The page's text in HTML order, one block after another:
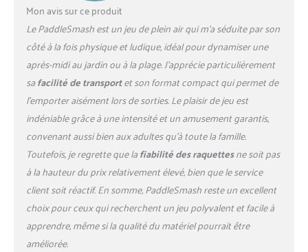
également de sac de
transport, un filet pliable, 4
raquettes de pickleball et 2
balles de pickleball. Parfait
pour les jeux de famille, cet
ensemble est un excellent
cadeau de Noël ou
d'anniversaire. Un jeu
prenant : faites équipe et
usez de stratégie pour
frapper, placer et envoyer la
balle par dessus le filet. Un
jeu de plage ou de camping
amusant qui réunit à 2 à 4
joueurs ; marquez, rivalisez
Mon avis sur ce produit
Le PaddleSmash est un jeu de plein air qui m’a séduite par son
côté à la fois physique et ludique, idéal pour dynamiser une
après-midi au jardin ou à la plage. J’apprécie particulièrement
safacilité de transportet son format compact qui permet de
l’emporter aisément lors de sorties. Le plaisir de jeu est
indéniable grâce à une intensité et un amusement garantis,
convenant aussi bien aux adultes qu’à toute la famille.
Toutefois, je regrette que lafiabilité des raquettesne soit pas
à la hauteur du prix relativement élevé, bien que le service
client soit réactif. En somme, PaddleSmash reste un excellent
choix pour ceux qui recherchent un jeu polyvalent et facile à
apprendre, même si la qualité du matériel pourrait être
améliorée.